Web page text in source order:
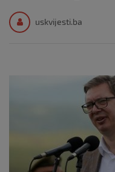
uskvijesti.ba